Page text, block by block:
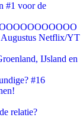
#1 voor de
Netflix/YT
IJsland en
#16
relatie?